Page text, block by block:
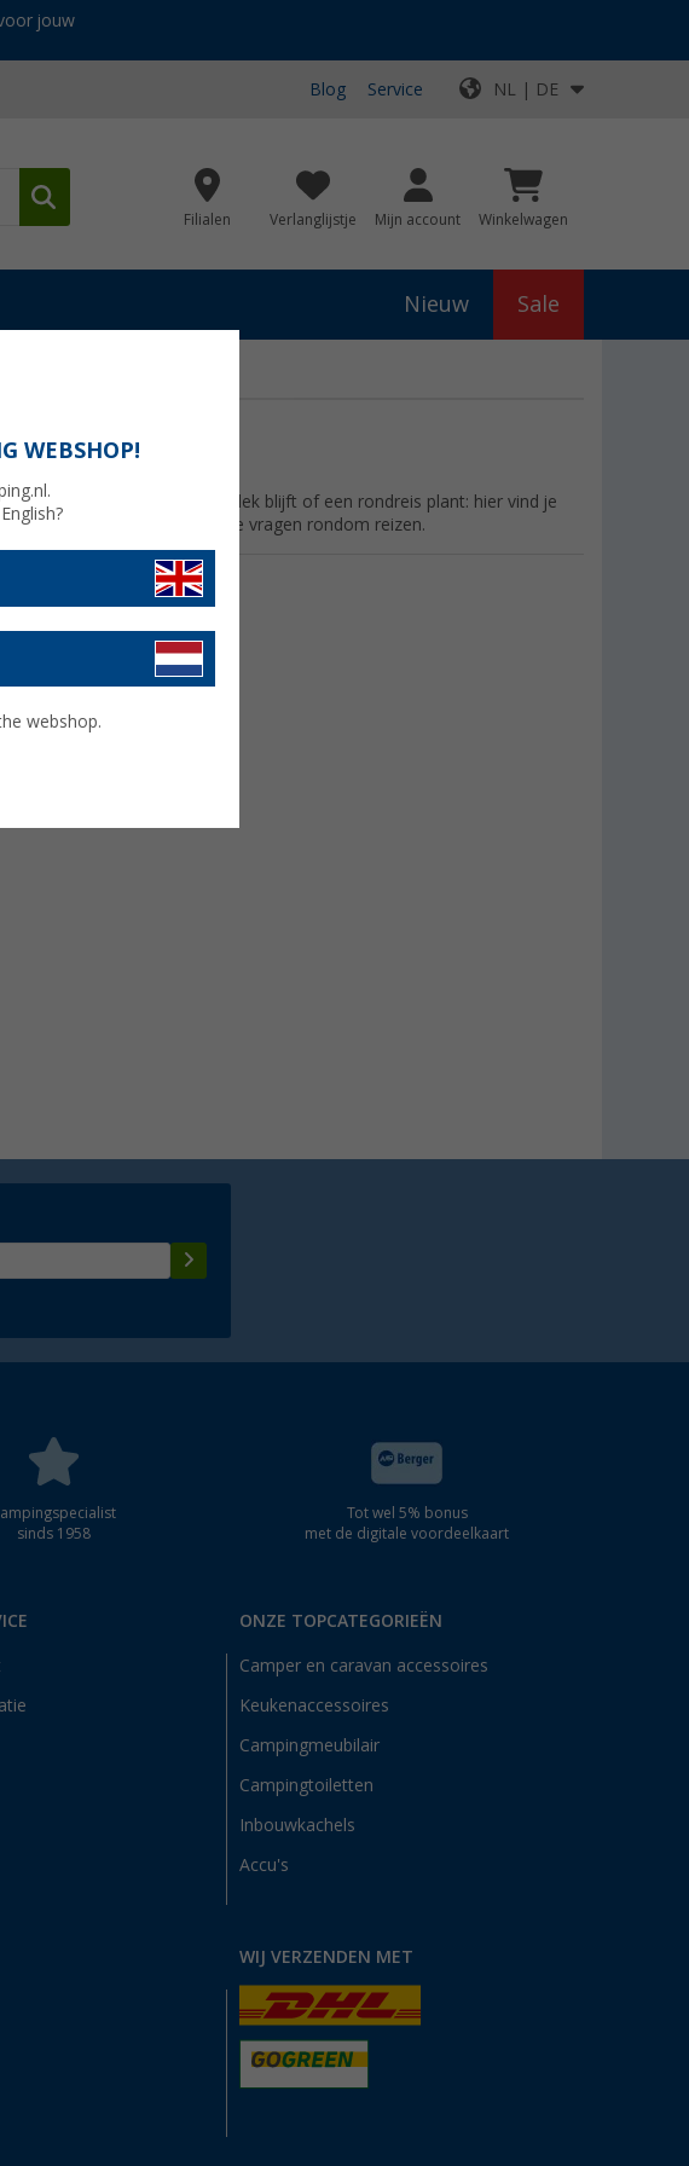
jouw
Blog Service NL | DE
Filialen Verlanglijstje Mijn account Winkelwagen
Nieuw Sale
je nu twee weken op één plek blijft of een rondreis plant: hier vind je
antwoord op de belangrijkste vragen rondom reizen.
sinds 1958
Tot wel 5% bonus
met de digitale voordeelkaart
ONZE TOPCATEGORIEËN
Camper en caravan accessoires
Keukenaccessoires
Campingmeubilair
Campingtoiletten
Inbouwkachels
Accu's
WIJ VERZENDEN MET
WEBSHOP!
webshop.